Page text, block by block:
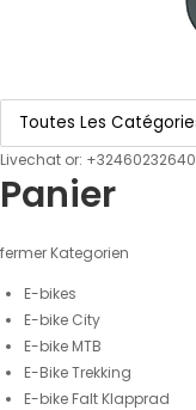
Livechat or: +32460232640
Panier
fermer Kategorien
E-bikes
E-bike City
E-bike MTB
E-Bike Trekking
E-bike Falt Klapprad